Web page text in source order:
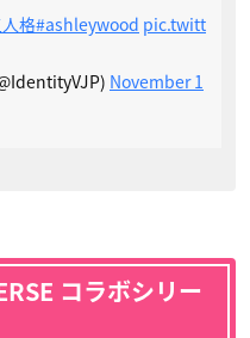
格#ashleywood pic.twitt
November 1
コラボシリー